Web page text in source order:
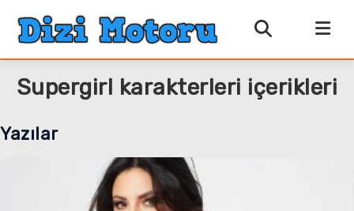
Supergirl karakterleri içerikleri
Yazılar